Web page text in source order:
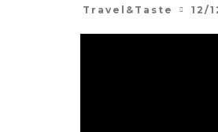
Travel&Taste 12/